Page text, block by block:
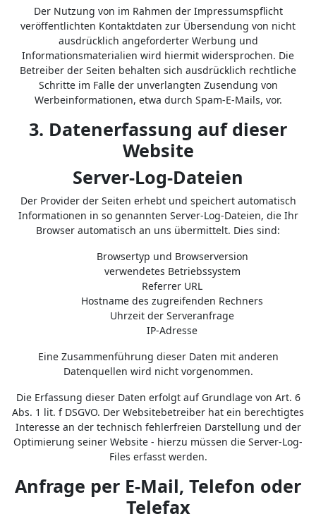
Der Nutzung von im Rahmen der Impressumspflicht
veröffentlichten Kontaktdaten zur Übersendung von nicht
ausdrücklich angeforderter Werbung und
Informationsmaterialien wird hiermit widersprochen. Die
Betreiber der Seiten behalten sich ausdrücklich rechtliche
Schritte im Falle der unverlangten Zusendung von
Werbeinformationen, etwa durch Spam-E-Mails, vor.
3. Datenerfassung auf dieser
Website
Server-Log-Dateien
Der Provider der Seiten erhebt und speichert automatisch
Informationen in so genannten Server-Log-Dateien, die Ihr
Browser automatisch an uns übermittelt. Dies sind:
Browsertyp und Browserversion
verwendetes Betriebssystem
Referrer URL
Hostname des zugreifenden Rechners
Uhrzeit der Serveranfrage
IP-Adresse
Eine Zusammenführung dieser Daten mit anderen
Datenquellen wird nicht vorgenommen.
Die Erfassung dieser Daten erfolgt auf Grundlage von Art. 6
Abs. 1 lit. f DSGVO. Der Websitebetreiber hat ein berechtigtes
Interesse an der technisch fehlerfreien Darstellung und der
Optimierung seiner Website - hierzu müssen die Server-Log-
Files erfasst werden.
Anfrage per E-Mail, Telefon oder
Telefax